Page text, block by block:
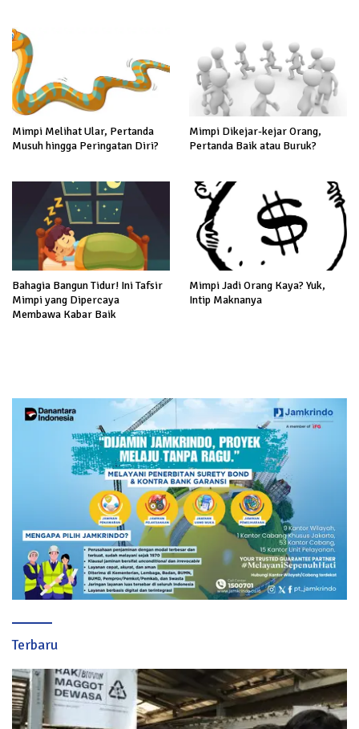
Mimpi Melihat Ular, Pertanda
Musuh hingga Peringatan Diri?
Mimpi Dikejar-kejar Orang,
Pertanda Baik atau Buruk?
Bahagia Bangun Tidur! Ini Tafsir
Mimpi yang Dipercaya
Membawa Kabar Baik
Mimpi Jadi Orang Kaya? Yuk,
Intip Maknanya
Terbaru